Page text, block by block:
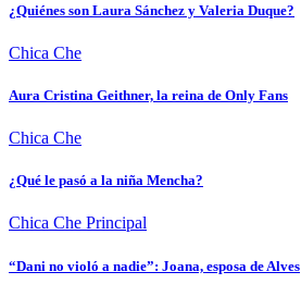
¿Quiénes son Laura Sánchez y Valeria Duque?
Chica Che
Aura Cristina Geithner, la reina de Only Fans
Chica Che
¿Qué le pasó a la niña Mencha?
Chica Che Principal
“Dani no violó a nadie”: Joana, esposa de Alves